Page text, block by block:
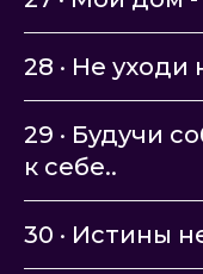
28 · Не уходи
29 · Будучи
к себе..
30 · Истины